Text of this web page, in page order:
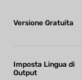
Versione Gratuita
Imposta Lingua di
Output